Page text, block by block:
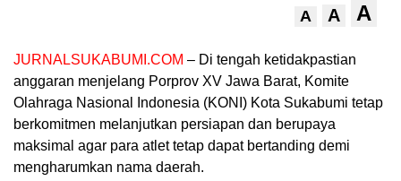
A A A
JURNALSUKABUMI.COM – Di tengah ketidakpastian
anggaran menjelang Porprov XV Jawa Barat, Komite
Olahraga Nasional Indonesia (KONI) Kota Sukabumi tetap
berkomitmen melanjutkan persiapan dan berupaya
maksimal agar para atlet tetap dapat bertanding demi
mengharumkan nama daerah.